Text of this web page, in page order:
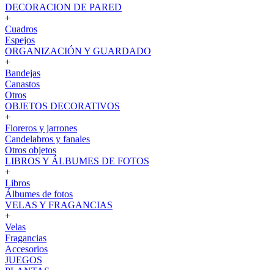
DECORACION DE PARED
+
Cuadros
Espejos
ORGANIZACIÓN Y GUARDADO
+
Bandejas
Canastos
Otros
OBJETOS DECORATIVOS
+
Floreros y jarrones
Candelabros y fanales
Otros objetos
LIBROS Y ÁLBUMES DE FOTOS
+
Libros
Álbumes de fotos
VELAS Y FRAGANCIAS
+
Velas
Fragancias
Accesorios
JUEGOS